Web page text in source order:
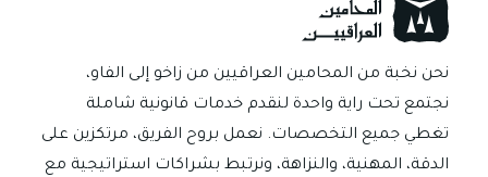
التزام
المحامي؟
الإجابة
بصدق:
نعم
نحن نخبة من المحامين العراقيين من زاخو إلى الفاو،
نجتمع تحت راية واحدة لنقدم خدمات قانونية شاملة
تغطي جميع التخصصات. نعمل بروح الفريق، مرتكزين على
الدقة، المهنية، والنزاهة، ونرتبط بشراكات استراتيجية مع